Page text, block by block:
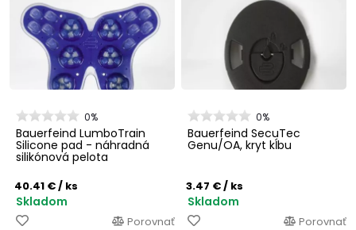
0%
Bauerfeind LumboTrain
Silicone pad - náhradná
silikónová pelota
40.41 €/ ks
Skladom
Porovnať
0%
Bauerfeind SecuTec
Genu/OA, kryt kĺbu
3.47 €/ ks
Skladom
Porovnať